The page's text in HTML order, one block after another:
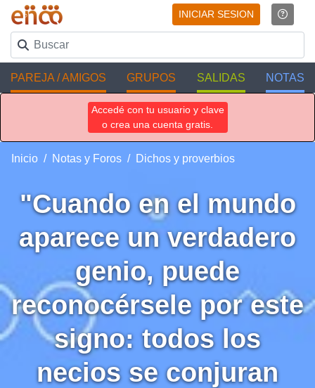
INICIAR SESION
PAREJA / AMIGOS GRUPOS SALIDAS NOTAS
Accedé con tu usuario y clave
o crea una cuenta gratis.
Inicio Notas y Foros Dichos y proverbios
"Cuando en el mundo
aparece un verdadero
genio, puede
reconocérsele por este
signo: todos los
necios se conjuran